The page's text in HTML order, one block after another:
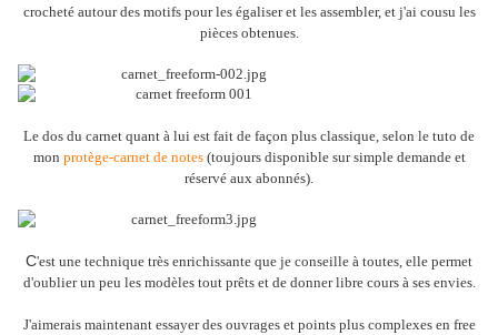
crocheté autour des motifs pour les égaliser et les assembler, et j'ai cousu les
pièces obtenues.
Le dos du carnet quant à lui est fait de façon plus classique, selon le tuto de
mon protège-carnet de notes(toujours disponible sur simple demande et
réservé aux abonnés).
C'est une technique très enrichissante que je conseille à toutes, elle permet
d'oublier un peu les modèles tout prêts et de donner libre cours à ses envies.
J'aimerais maintenant essayer des ouvrages et points plus complexes en free